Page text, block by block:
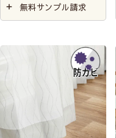
無料サンプル請求